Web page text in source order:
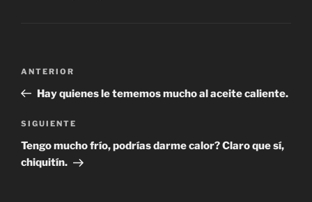
entradas
Entrada
anterior:
ANTERIOR
Hay quienes le tememos mucho al aceite caliente.
Siguiente
entrada
SIGUIENTE
Tengo mucho frío, podrías darme calor? Claro que sí,
chiquitín.